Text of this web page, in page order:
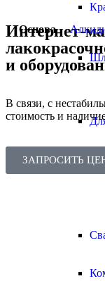
Интернет-
и
Основа
В связи, с
стоимость и
ЗАПРОСИТЬ